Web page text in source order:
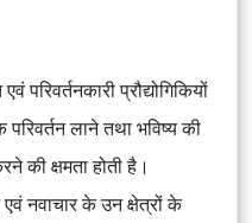
प्रौद्योगिकियों
लाने तथा भविष्य की
की क्षमता होती है।
नवाचार के उन क्षेत्रों के